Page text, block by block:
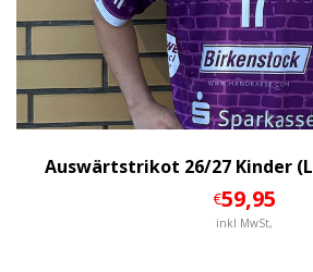
Auswärtstrikot 26/27 Kinder
€59,95
inkl MwSt,